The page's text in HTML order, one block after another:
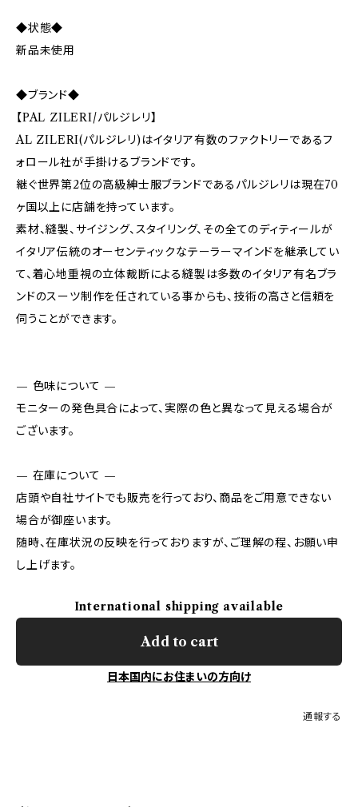
◆状態◆
新品未使用
◆ブランド◆
【PAL ZILERI/パルジレリ】
AL ZILERI(パルジレリ)はイタリア有数のファクトリーであるフ
ォロール社が手掛けるブランドです。
継ぐ世界第2位の高級紳士服ブランドであるパルジレリは現在70
ヶ国以上に店舗を持っています。
素材、縫製、サイジング、スタイリング、その全てのディティールが
イタリア伝統のオーセンティックなテーラーマインドを継承してい
て、着心地重視の立体裁断による縫製は多数のイタリア有名ブラ
ンドのスーツ制作を任されている事からも、技術の高さと信頼を
伺うことができます。
— 色味について —
モニターの発色具合によって、実際の色と異なって見える場合が
ございます。
— 在庫について —
店頭や自社サイトでも販売を行っており、商品をご用意できない
場合が御座います。
随時、在庫状況の反映を行っておりますが、ご理解の程、お願い申
し上げます。
International shipping available
Add to cart
日本国内にお住まいの方向け
通報する